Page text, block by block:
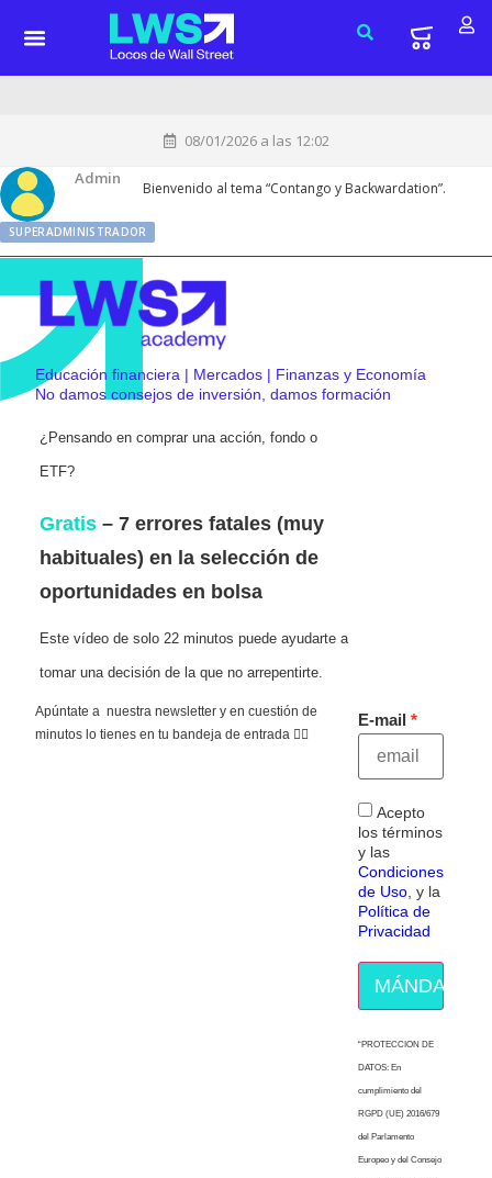
08/01/2026 a las 12:02
Admin
SUPERADMINISTRADOR
Bienvenido al tema “Contango y Backwardation”.
Educación financiera | Mercados | Finanzas y Economía
No damos consejos de inversión, damos formación
¿Pensando en comprar una acción, fondo o
ETF?
Gratis – 7 errores fatales (muy
habituales) en la selección de
oportunidades en bolsa
Este vídeo de solo 22 minutos puede ayudarte a
tomar una decisión de la que no arrepentirte.
Apúntate a nuestra newsletter y en cuestión de
minutos lo tienes en tu bandeja de entrada 👇🏻
E-mail
Acepto
los términos
y las
Condiciones
de Uso, y la
Política de
Privacidad
MÁNDAME
“PROTECCION DE
DATOS: En
cumplimiento del
RGPD (UE) 2016/679
del Parlamento
Europeo y del Consejo